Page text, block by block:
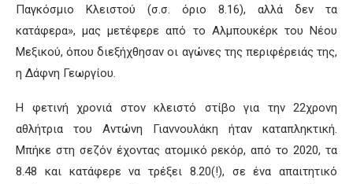
Παγκόσμιο Κλειστού (σ.σ. όριο 8.16), αλλά δεν τα
κατάφερα», μας μετέφερε από το Αλμπουκέρκ του Νέου
Μεξικού, όπου διεξήχθησαν οι αγώνες της περιφέρειάς της,
η Δάφνη Γεωργίου.
Η φετινή χρονιά στον κλειστό στίβο για την 22χρονη
αθλήτρια του Αντώνη Γιαννουλάκη ήταν καταπληκτική.
Μπήκε στη σεζόν έχοντας ατομικό ρεκόρ, από το 2020, τα
8.48 και κατάφερε να τρέξει 8.20(!), σε ένα απαιτητικό